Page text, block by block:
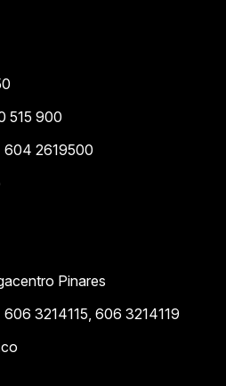
515 900
604 2619500
Pinares
3214115, 606 3214119